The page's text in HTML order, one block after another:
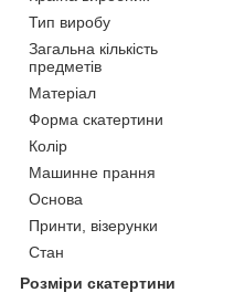
Тип виробу
Загальна кількість
предметів
Матеріал
Форма скатертини
Колір
Машинне прання
Основа
Принти, візерунки
Стан
Розміри скатертини